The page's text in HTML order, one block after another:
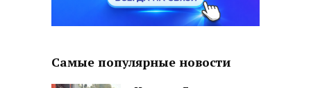
Самые популярные новости